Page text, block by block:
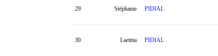
29 Stéphanie PIDIAL
30 Laetitia PIDIAL